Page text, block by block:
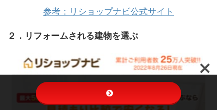
参考：リショップナビ公式サイト
２．リフォームされる建物を選ぶ